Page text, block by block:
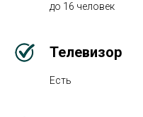
до 16 человек
Телевизор
Есть